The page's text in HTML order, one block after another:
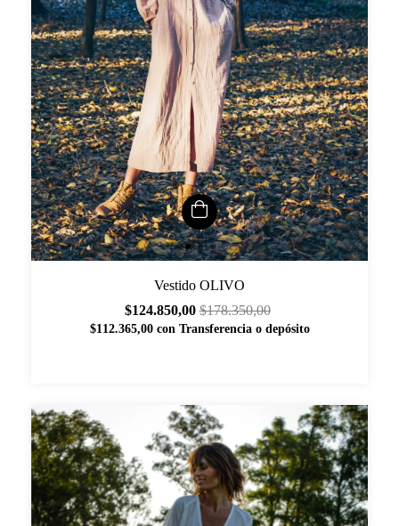
Vestido OLIVO
$124.850,00$178.350,00
$112.365,00 con Transferencia o depósito